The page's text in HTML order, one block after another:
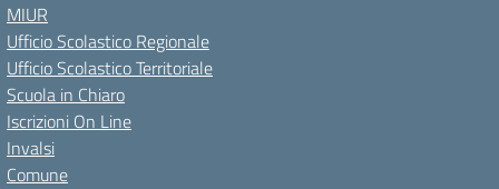
MIUR
Ufficio Scolastico Regionale
Ufficio Scolastico Territoriale
Scuola in Chiaro
Iscrizioni On Line
Invalsi
Comune